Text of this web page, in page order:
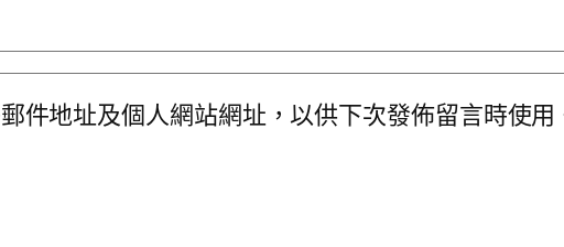
件地址及個人網站網址，以供下次發佈留言時使用